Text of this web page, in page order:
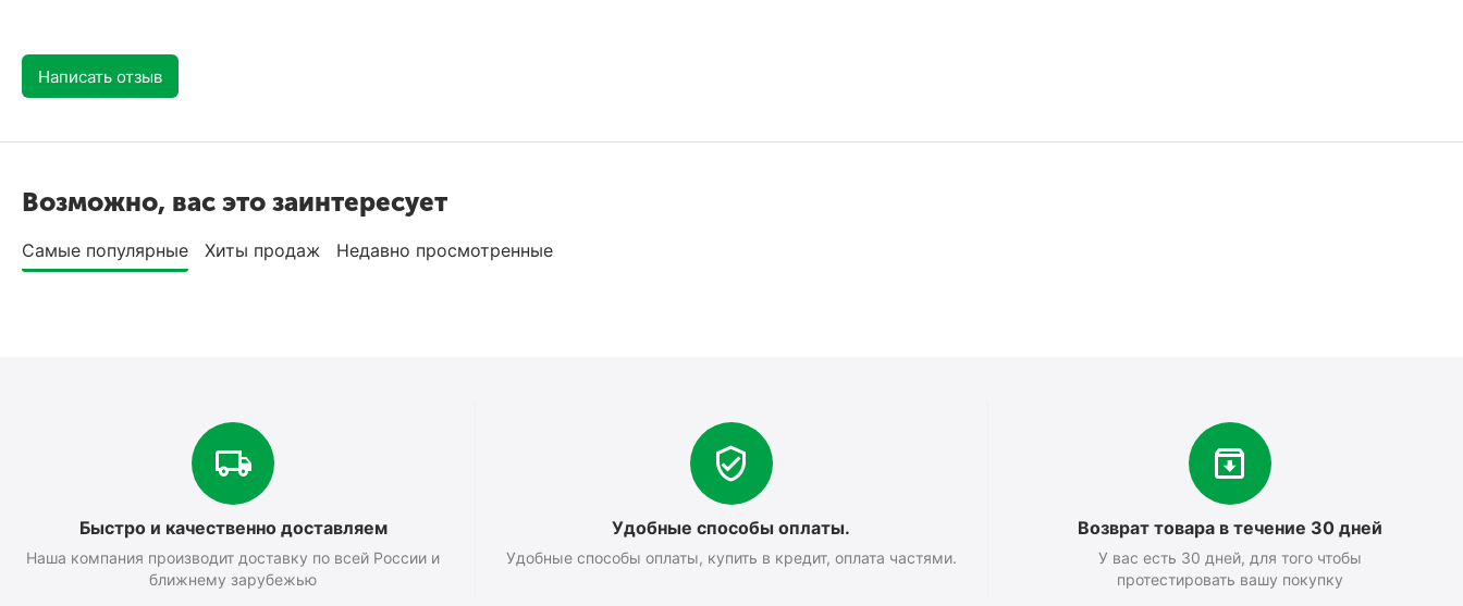
Написать отзыв
Возможно, вас это заинтересует
Самые популярные Хиты продаж Недавно просмотренные
Быстро и качественно доставляем
Наша компания производит доставку по всей России и
ближнему зарубежью
Удобные способы оплаты.
Удобные способы оплаты, купить в кредит, оплата частями.
Возврат товара в течение 30 дней
У вас есть 30 дней, для того чтобы
протестировать вашу покупку